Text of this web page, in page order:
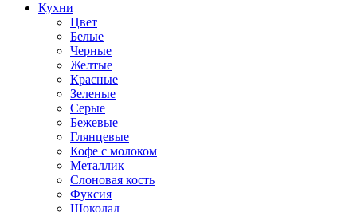
Кухни
Цвет
Белые
Черные
Желтые
Красные
Зеленые
Серые
Бежевые
Глянцевые
Кофе с молоком
Металлик
Слоновая кость
Фуксия
Шоколад